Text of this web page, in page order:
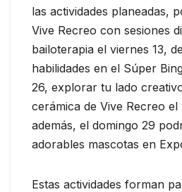
las actividades planeadas,
Vive Recreo con sesiones
bailoterapia el viernes 13,
habilidades en el Súper
26, explorar tu lado
cerámica de Vive Recreo el
además, el domingo 29
adorables mascotas en
Estas actividades forman